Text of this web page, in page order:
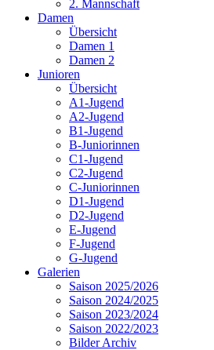
2. Mannschaft
Damen
Übersicht
Damen 1
Damen 2
Junioren
Übersicht
A1-Jugend
A2-Jugend
B1-Jugend
B-Juniorinnen
C1-Jugend
C2-Jugend
C-Juniorinnen
D1-Jugend
D2-Jugend
E-Jugend
F-Jugend
G-Jugend
Galerien
Saison 2025/2026
Saison 2024/2025
Saison 2023/2024
Saison 2022/2023
Bilder Archiv